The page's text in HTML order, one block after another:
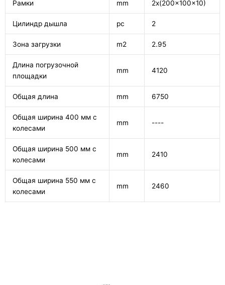
Рамки mm 2x(200x100x10)
Цилиндр дышла pc 2
Зона загрузки m2 2.95
Длина погрузочной
площадки
mm 4120
Общая длина mm 6750
Общая ширина 400 мм с
колесами
mm ----
Общая ширина 500 мм с
колесами
mm 2410
Общая ширина 550 мм с
колесами
mm 2460